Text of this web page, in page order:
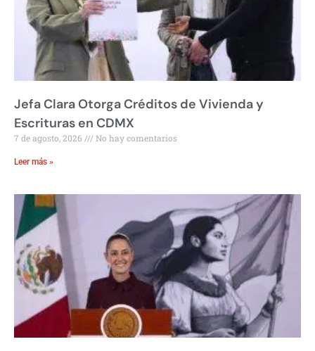
Jefa Clara Otorga Créditos de Vivienda y
Escrituras en CDMX
7 de agosto, 2026 No hay comentarios
Leer más »